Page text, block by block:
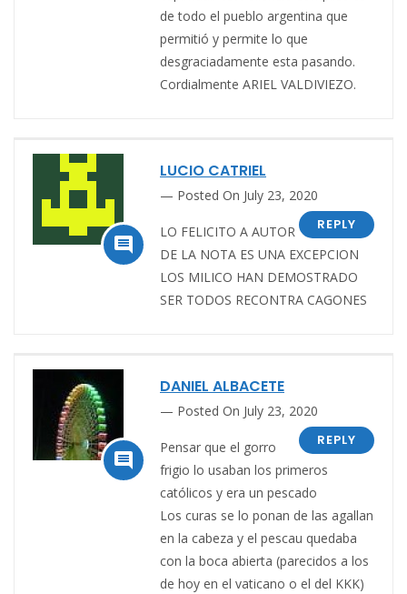
de todo el pueblo argentina que
permitió y permite lo que
desgraciadamente esta pasando.
Cordialmente ARIEL VALDIVIEZO.

LUCIO CATRIEL
Posted On July 23, 2020
REPLY
LO FELICITO A AUTOR
DE LA NOTA ES UNA EXCEPCION
LOS MILICO HAN DEMOSTRADO
SER TODOS RECONTRA CAGONES

DANIEL ALBACETE
Posted On July 23, 2020
REPLY
Pensar que el gorro
frigio lo usaban los primeros
católicos y era un pescado
Los curas se lo ponan de las agallan
en la cabeza y el pescau quedaba
con la boca abierta (parecidos a los
de hoy en el vaticano o el del KKK)